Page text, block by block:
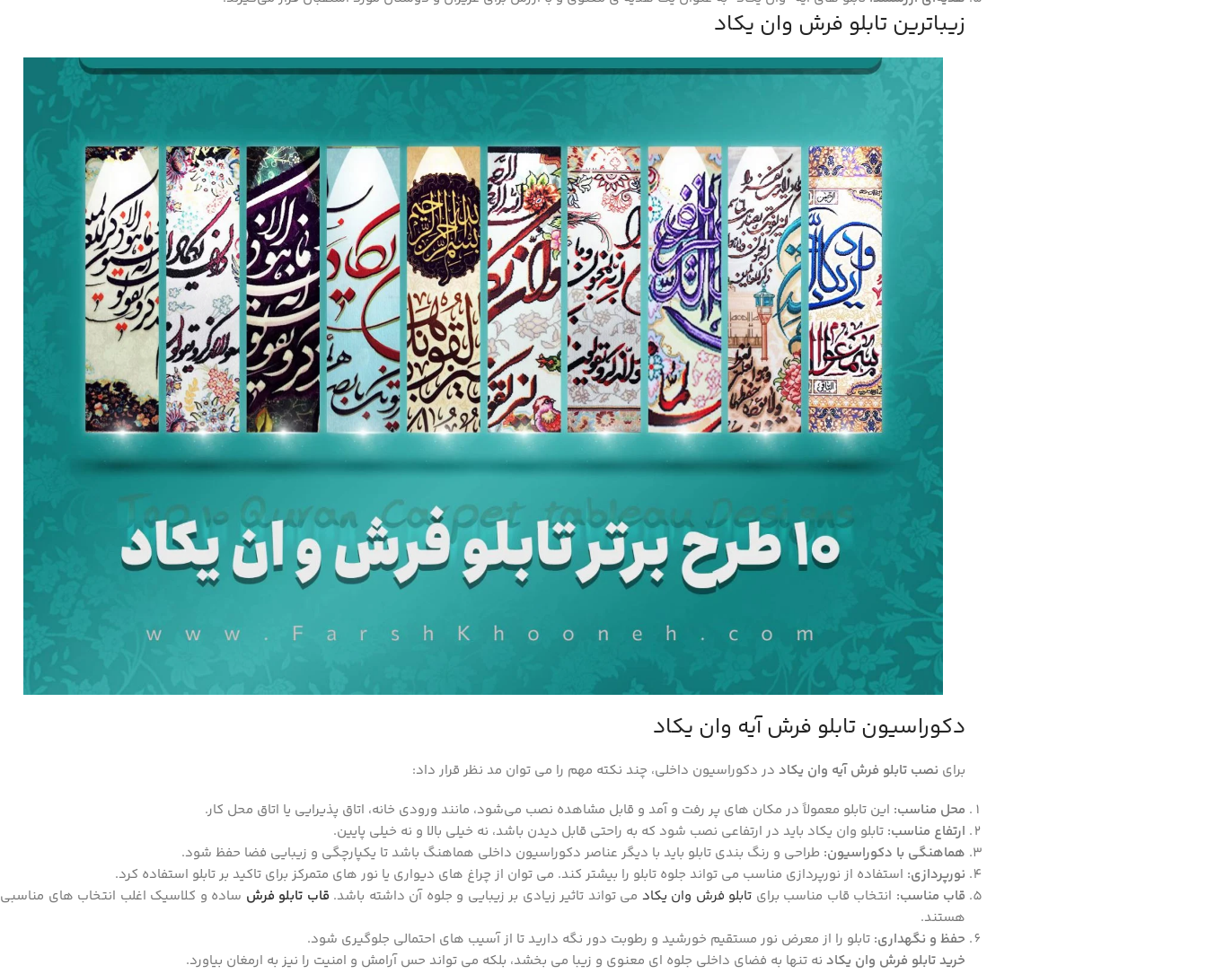
زیباترین تابلو فرش وان یکاد
دکوراسیون تابلو فرش آیه وان یکاد
برای نصب تابلو فرش آیه وان یکاددر دکوراسیون داخلی، چند نکته مهم را می‌ توان مد نظر قرار داد:
محل مناسب: این تابلو معمولاً در مکان‌ های پر رفت و آمد و قابل مشاهده نصب می‌شود، مانند ورودی خانه، اتاق پذیرایی یا اتاق محل کار.
ارتفاع مناسب: تابلو وان یکاد باید در ارتفاعی نصب شود که به راحتی قابل دیدن باشد، نه خیلی بالا و نه خیلی پایین.
هماهنگی با دکوراسیون: طراحی و رنگ‌ بندی تابلو باید با دیگر عناصر دکوراسیون داخلی هماهنگ باشد تا یکپارچگی و زیبایی فضا حفظ شود.
نورپردازی: استفاده از نورپردازی مناسب می‌ تواند جلوه تابلو را بیشتر کند. می‌ توان از چراغ‌ های دیواری یا نور های متمرکز برای تاکید بر تابلو استفاده کرد.
قاب مناسب: انتخاب قاب مناسب برای تابلو فرش وان یکاد می‌ تواند تاثیر زیادی بر زیبایی و جلوه آن داشته باشد. قاب‌ تابلو فرش ساده و کلاسیک اغلب انتخاب‌ های مناسبی
هستند.
حفظ و نگهداری: تابلو را از معرض نور مستقیم خورشید و رطوبت دور نگه دارید تا از آسیب‌ های احتمالی جلوگیری شود.
خرید تابلو فرش وان یکادنه تنها به فضای داخلی جلوه‌ ای معنوی و زیبا می‌ بخشد، بلکه می‌ تواند حس آرامش و امنیت را نیز به ارمغان بیاورد.